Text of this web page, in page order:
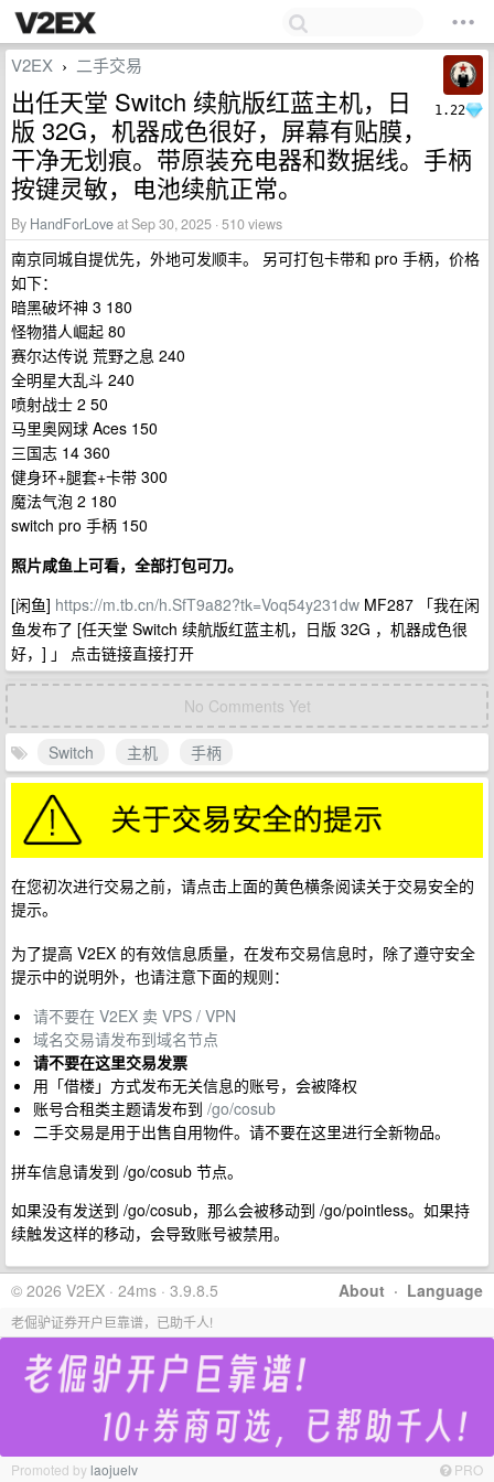
1.22
V2EX › 二手交易
出任天堂 Switch 续航版红蓝主机，日
版 32G，机器成色很好，屏幕有贴膜，
干净无划痕。带原装充电器和数据线。手柄
按键灵敏，电池续航正常。
By HandForLoveat Sep 30, 2025 · 510 views
南京同城自提优先，外地可发顺丰。 另可打包卡带和 pro 手柄，价格
如下：
暗黑破坏神 3 180
怪物猎人崛起 80
赛尔达传说 荒野之息 240
全明星大乱斗 240
喷射战士 2 50
马里奥网球 Aces 150
三国志 14 360
健身环+腿套+卡带 300
魔法气泡 2 180
switch pro 手柄 150
照片咸鱼上可看，全部打包可刀。
[闲鱼] https://m.tb.cn/h.SfT9a82?tk=Voq54y231dw MF287 「我在闲
鱼发布了 [任天堂 Switch 续航版红蓝主机，日版 32G ，机器成色很
好，] 」 点击链接直接打开
No Comments Yet
Switch 主机 手柄
在您初次进行交易之前，请点击上面的黄色横条阅读关于交易安全的
提示。
为了提高 V2EX 的有效信息质量，在发布交易信息时，除了遵守安全
提示中的说明外，也请注意下面的规则：
请不要在 V2EX 卖 VPS / VPN
域名交易请发布到域名节点
请不要在这里交易发票
用「借楼」方式发布无关信息的账号，会被降权
账号合租类主题请发布到 /go/cosub
二手交易是用于出售自用物件。请不要在这里进行全新物品。
拼车信息请发到 /go/cosub 节点。
如果没有发送到 /go/cosub，那么会被移动到 /go/pointless。如果持
续触发这样的移动，会导致账号被禁用。
About · Language
© 2026 V2EX · 24ms · 3.9.8.5
老倔驴证券开户巨靠谱，已助千人!
Promoted bylaojuelv PRO